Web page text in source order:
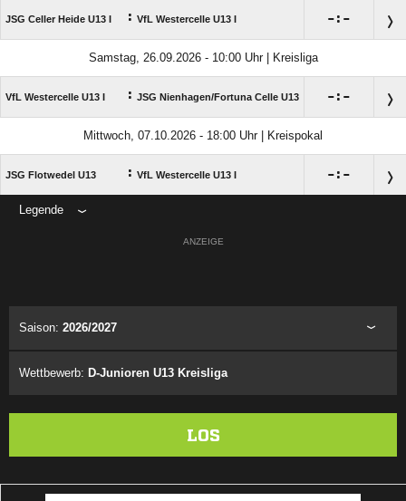
JSG Celler Heide U13 I : VfL Westercelle U13 I : 
Samstag, 26.09.2026 - 10:00 Uhr | Kreisliga
VfL Westercelle U13 I : JSG Nienhagen/​Fortuna Celle U13 : 
Mittwoch, 07.10.2026 - 18:00 Uhr | Kreispokal
JSG Flotwedel U13 : VfL Westercelle U13 I : 
Legende
ANZEIGE
Saison: 2026/2027
Wettbewerb: D-Junioren U13 Kreisliga
LOS